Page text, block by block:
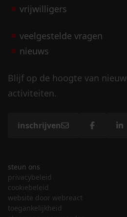
vrijwilligers
veelgestelde vragen
nieuws
Blijf op de hoogte van
activiteiten.
inschrijven
steun ons
privacybeleid
cookiebeleid
website door webreact
toegankelijkheid